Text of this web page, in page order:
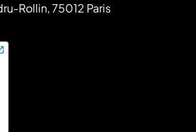
Rollin, 75012 Paris